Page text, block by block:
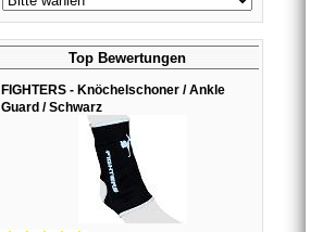
Top Bewertungen
FIGHTERS - Knöchelschoner / Ankle
Guard / Schwarz